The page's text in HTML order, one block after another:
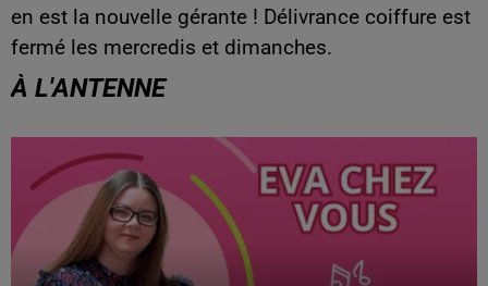
en est la nouvelle gérante ! Délivrance coiffure est
fermé les mercredis et dimanches.
À L'ANTENNE